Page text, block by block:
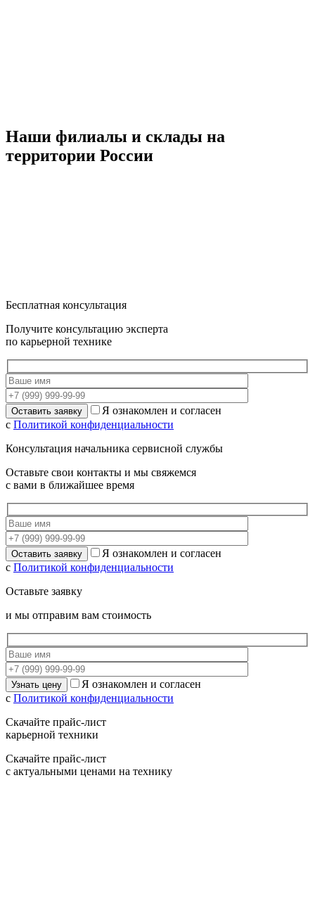
Наши филиалы и склады на
территории России
Бесплатная консультация
Получите консультацию эксперта
по карьерной технике
Я ознакомлен и согласен
с Политикой конфиденциальности
Консультация начальника сервисной службы
Оставьте свои контакты и мы свяжемся
с вами в ближайшее время
Я ознакомлен и согласен
с Политикой конфиденциальности
Оставьте заявку
и мы отправим вам стоимость
Я ознакомлен и согласен
с Политикой конфиденциальности
Скачайте прайс-лист
карьерной техники
Скачайте прайс-лист
с актуальными ценами на технику